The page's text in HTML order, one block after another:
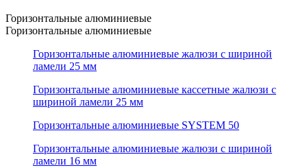
Горизонтальные алюминиевые
Горизонтальные алюминиевые
Горизонтальные алюминиевые жалюзи с шириной
ламели 25 мм
Горизонтальные алюминиевые кассетные жалюзи с
шириной ламели 25 мм
Горизонтальные алюминиевые SYSTEM 50
Горизонтальные алюминиевые жалюзи с шириной
ламели 16 мм